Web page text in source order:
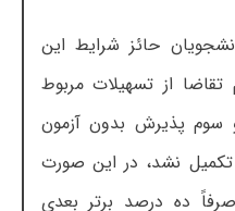
حائز شرایط این
از تسهیلات مربوط
سوم پذیرش بدون آزمون
تکمیل نشد، در این صورت
ده درصد برتر بعدی